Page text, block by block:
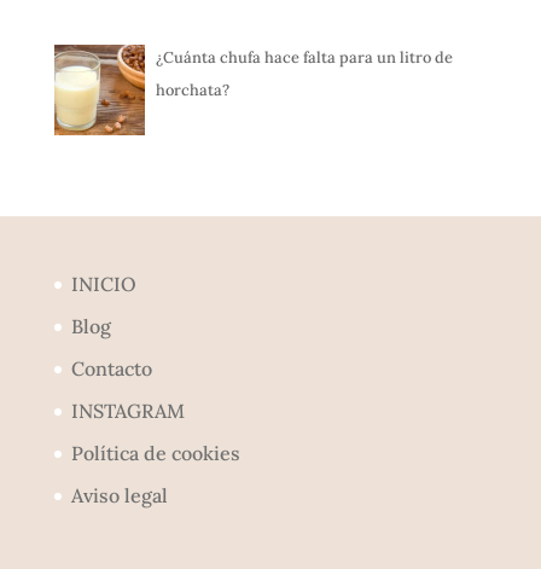
¿Cuánta chufa hace falta para un litro de
horchata?
INICIO
Blog
Contacto
INSTAGRAM
Política de cookies
Aviso legal